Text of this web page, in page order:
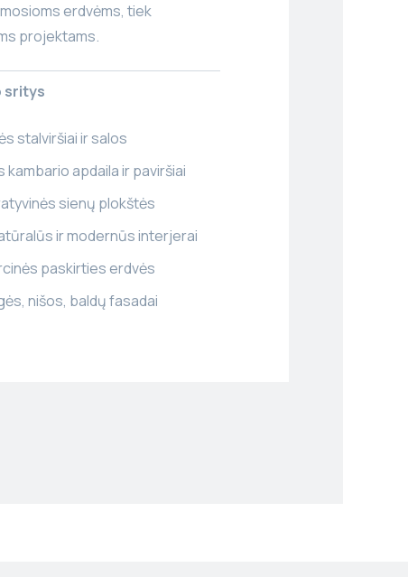
erdvėms, tiek
projektams.
sritys
stalviršiai ir salos
kambario apdaila ir paviršiai
sienų plokštės
ir modernūs interjerai
paskirties erdvės
nišos, baldų fasadai